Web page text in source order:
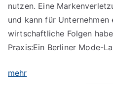
nutzen. Eine
und kann für
wirtschaftliche Folgen
Praxis:Ein Berliner Mode-
mehr